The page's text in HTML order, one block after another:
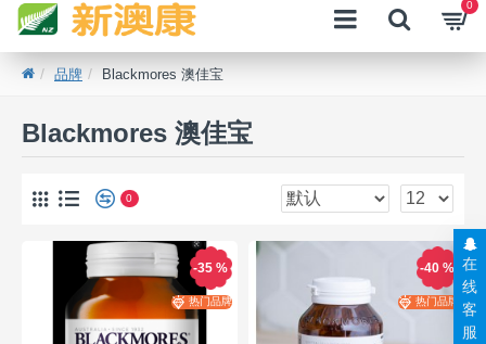
0
品牌 Blackmores 澳佳宝
Blackmores 澳佳宝
0
热门品牌
-35 %
热门品牌
-40 % 在
线
客
服